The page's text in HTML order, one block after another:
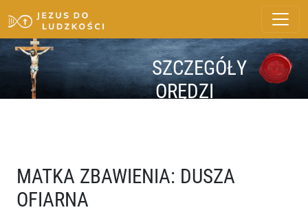
SZCZEGÓŁY
ORĘDZI
MATKA ZBAWIENIA: DUSZA
OFIARNA